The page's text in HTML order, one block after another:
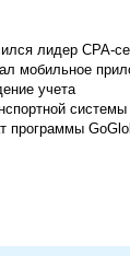
лидер СРА-
мобильное
учета
программы